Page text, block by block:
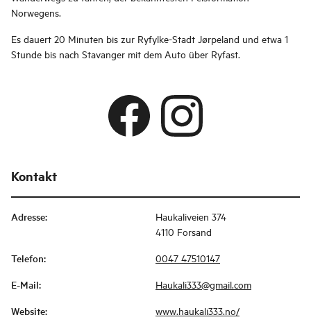
Norwegens.
Es dauert 20 Minuten bis zur Ryfylke-Stadt Jørpeland und etwa 1
Stunde bis nach Stavanger mit dem Auto über Ryfast.
Kontakt
Adresse:
Haukaliveien 374
4110 Forsand
Telefon: 0047 47510147
E-Mail: Haukali333@gmail.com
Website: www.haukali333.no/